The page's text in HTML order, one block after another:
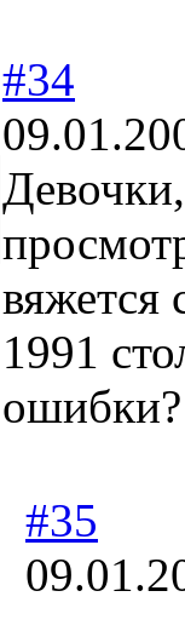
#34
вяжется
1991
ошибки?
#35